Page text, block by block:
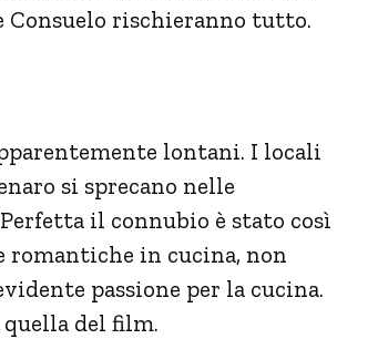
rischieranno tutto.
lontani. I locali
si sprecano nelle
il connubio è stato così
in cucina, non
passione per la cucina.
del film.